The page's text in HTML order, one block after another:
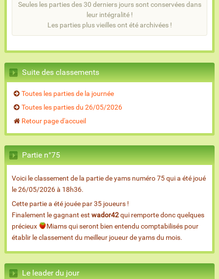
Seules les parties des 30 derniers jours sont conservées dans
leur intégralité !
Les parties plus vieilles ont été archivées !
Suite des classements
Toutes les parties de la journée
Toutes les parties du 26/05/2026
Retour page d'accueil
Partie n°75
Voici le classement de la partie de yams numéro 75 qui a été joué
le 26/05/2026 à 18h36.
Cette partie a été jouée par 35 joueurs !
Finalement le gagnant est wador42qui remporte donc quelques
précieux
Miams qui seront bien entendu comptabilisés pour
établir le classement du meilleur joueur de yams du mois.
Le leader du jour